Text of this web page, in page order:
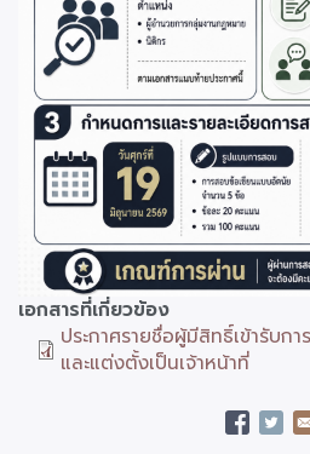
เอกสารที่เกี่ยวข้อง
ประกาศรายชื่อผู้มีสิทธิ์เข้ารับก
และแต่งตั้งเป็นเจ้าหน้าที่